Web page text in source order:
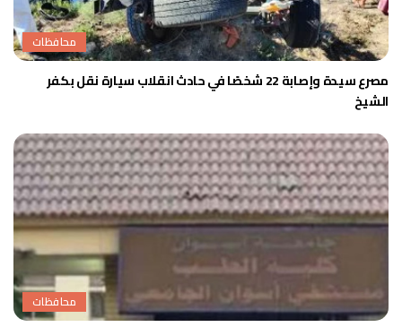
محافظات
مصرع سيدة وإصابة 22 شخصًا في حادث انقلاب سيارة نقل بكفر
الشيخ
محافظات